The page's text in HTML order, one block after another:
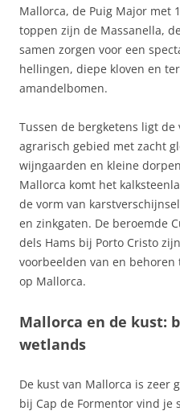
Mallorca, de Puig Major met
toppen zijn de Massanella,
samen zorgen voor een
hellingen, diepe kloven en
amandelbomen.
Tussen de bergketens ligt de
agrarisch gebied met zacht
wijngaarden en kleine
Mallorca komt het
de vorm van
en zinkgaten. De beroemde
dels Hams bij Porto Cristo
voorbeelden van en
op Mallorca.
Mallorca en de kust:
wetlands
De kust van Mallorca is zeer
bij Cap de Formentor vind je